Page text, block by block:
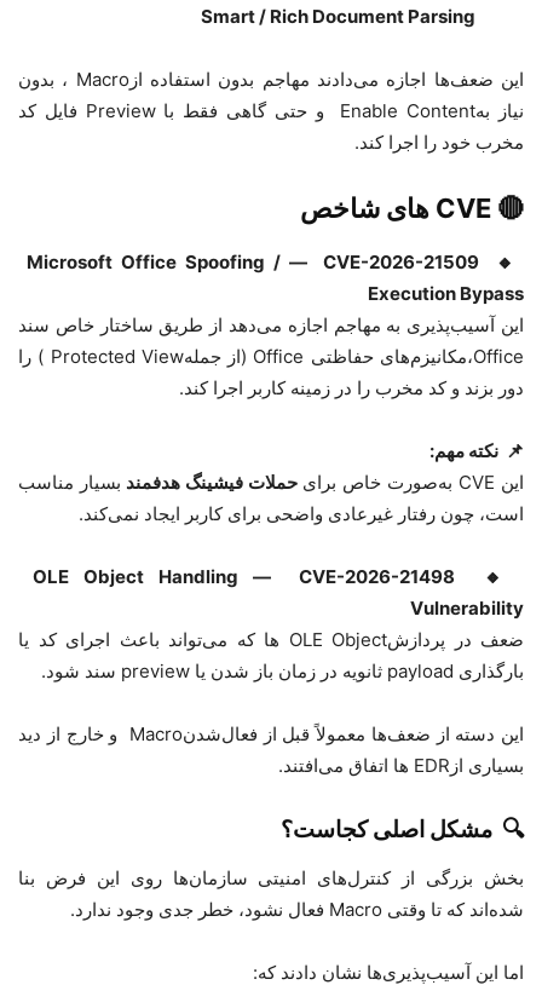
Smart / Rich Document Parsing
این ضعف‌ها اجازه می‌دادند مهاجم بدون استفاده از Macro ، بدون
نیاز بهEnable Content و حتی گاهی فقط با Preview فایل کد
مخرب خود را اجرا کند.
🔴
CVE های شاخص
🔸
CVE-2026-21509
—
Microsoft Office Spoofing /
Execution Bypass
این آسیب‌پذیری به مهاجم اجازه می‌دهد از طریق ساختار خاص سند
Office،مکانیزم‌های حفاظتی Office (از جملهProtected View
) را
دور بزند و کد مخرب را در زمینه کاربر اجرا کند.
📌 نکته مهم:
این CVE به‌صورت خاص برایحملات فیشینگ هدفمند بسیار مناسب
است، چون رفتار غیرعادی واضحی برای کاربر ایجاد نمی‌کند.
🔸
CVE-2026-21498
—
OLE Object Handling
Vulnerability
ضعف در پردازشOLE Object ها که می‌تواند باعث اجرای کد یا
بارگذاری payload ثانویه در زمان باز شدن یا preview سند شود.
این دسته از ضعف‌ها معمولاً قبل از فعال‌شدنMacro
و خارج از دید
بسیاری از EDR ها اتفاق می‌افتند.
🔍 مشکل اصلی کجاست؟
بخش بزرگی از کنترل‌های امنیتی سازمان‌ها روی این فرض بنا
شده‌اند که تا وقتی Macro فعال نشود، خطر جدی وجود ندارد.
اما این آسیب‌پذیری‌ها نشان دادند که: